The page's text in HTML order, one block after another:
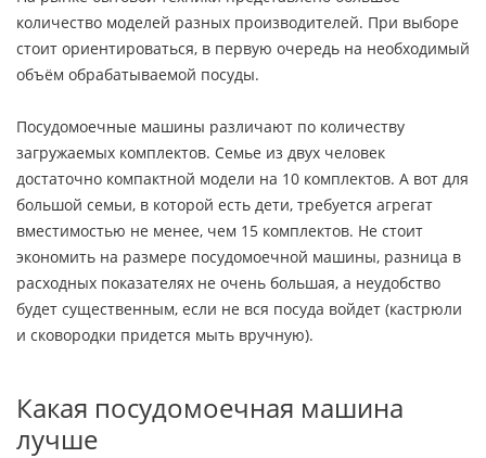
количество моделей разных производителей. При выборе
стоит ориентироваться, в первую очередь на необходимый
объём обрабатываемой посуды.
Посудомоечные машины различают по количеству
загружаемых комплектов. Семье из двух человек
достаточно компактной модели на 10 комплектов. А вот для
большой семьи, в которой есть дети, требуется агрегат
вместимостью не менее, чем 15 комплектов. Не стоит
экономить на размере посудомоечной машины, разница в
расходных показателях не очень большая, а неудобство
будет существенным, если не вся посуда войдет (кастрюли
и сковородки придется мыть вручную).
Какая посудомоечная машина
лучше